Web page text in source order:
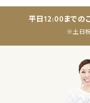
平日12:00までの
※土日祝